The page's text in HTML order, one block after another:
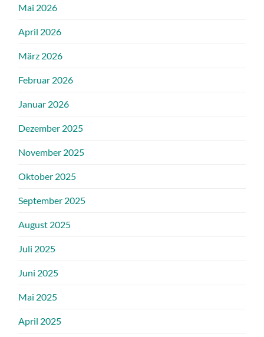
Mai 2026
April 2026
März 2026
Februar 2026
Januar 2026
Dezember 2025
November 2025
Oktober 2025
September 2025
August 2025
Juli 2025
Juni 2025
Mai 2025
April 2025